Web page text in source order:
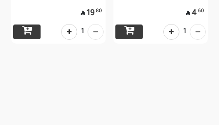
60
4

1
80
19

1